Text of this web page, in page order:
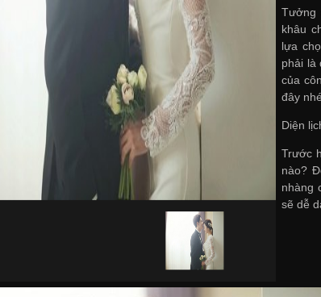
Tưởng
khâu
lựa
phải là
của
đây nhé.
Diện
Trước
nào?
nhàng
sẽ dễ